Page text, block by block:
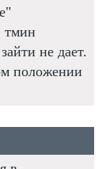
тмин
не дает.
положении